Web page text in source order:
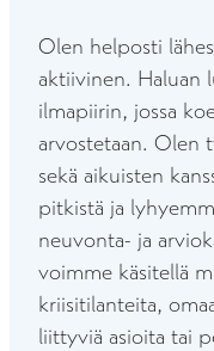
Olen helposti
aktiivinen. Haluan
ilmapiirin, jossa
arvostetaan. Olen
sekä aikuisten
pitkistä ja
neuvonta- ja
voimme käsitellä
kriisitilanteita,
liittyviä asioita tai